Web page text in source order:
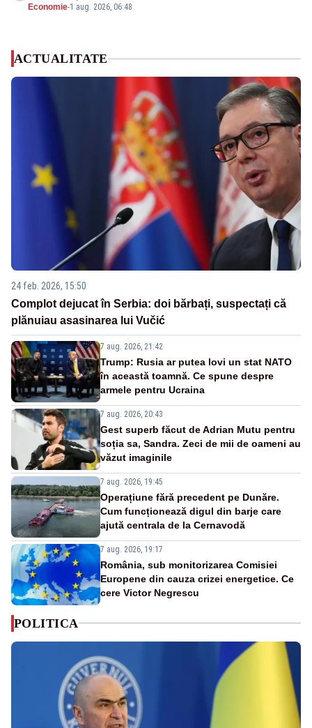
Economie-1 aug. 2026, 06:48
ACTUALITATE
24 feb. 2026, 15:50
Complot dejucat în Serbia: doi bărbați, suspectați că
plănuiau asasinarea lui Vučić
7 aug. 2026, 21:42
Trump: Rusia ar putea lovi un stat NATO
în această toamnă. Ce spune despre
armele pentru Ucraina
7 aug. 2026, 20:43
Gest superb făcut de Adrian Mutu pentru
soția sa, Sandra. Zeci de mii de oameni au
văzut imaginile
7 aug. 2026, 19:45
Operațiune fără precedent pe Dunăre.
Cum funcționează digul din barje care
ajută centrala de la Cernavodă
7 aug. 2026, 19:17
România, sub monitorizarea Comisiei
Europene din cauza crizei energetice. Ce
cere Victor Negrescu
POLITICA